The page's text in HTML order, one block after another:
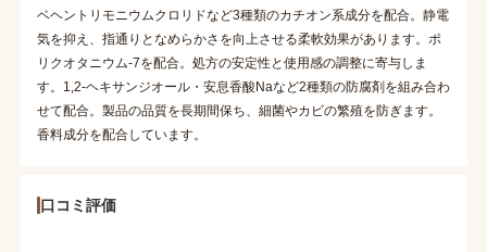
ベヘントリモニウムクロリドなど3種類のカチオン系成分を配合。静電
気を抑え、指通りとなめらかさを向上させる柔軟効果があります。ポ
リクオタニウム-7を配合。処方の安定性と使用感の調整に寄与しま
す。1,2-ヘキサンジオール・安息香酸Naなど2種類の防腐剤を組み合わ
せて配合。製品の品質を長期間保ち、細菌やカビの繁殖を防ぎます。
香料成分を配合しています。
口コミ評価